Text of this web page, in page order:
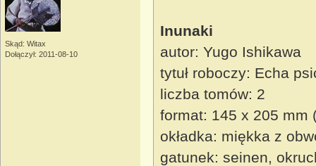
Skąd: Witax
Dołączył: 2011-08-10
Inunaki
autor: Yugo Ishikawa
tytuł roboczy: Echa
liczba tomów: 2
format: 145 x 205 mm
okładka: miękka z
gatunek: seinen,